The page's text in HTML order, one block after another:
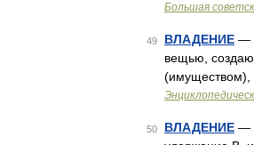
Большая
49 ВЛАДЕНИЕ —
вещью,
(имуществом),
50 ВЛАДЕНИЕ —